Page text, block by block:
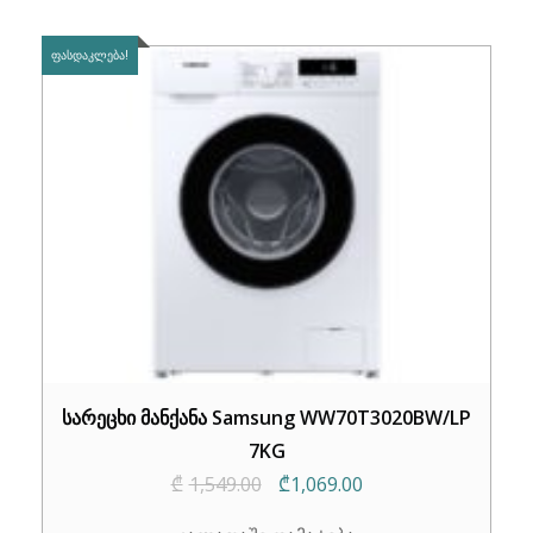
ᲤᲐᲡᲓᲐᲙᲚᲔᲑᲐ!
სარეცხი მანქანა Samsung WW70T3020BW/LP
7KG
₾ 1,549.00
Original
₾1,069.00Current